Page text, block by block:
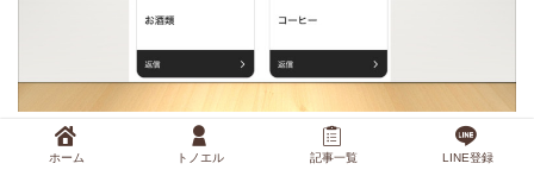
ホーム トノエル 記事一覧 LINE登録